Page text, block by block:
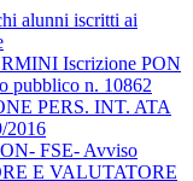
alunni iscritti ai
Iscrizione PON
pubblico n. 10862
PERS. INT. ATA
2016
FSE- Avviso
E VALUTATORE